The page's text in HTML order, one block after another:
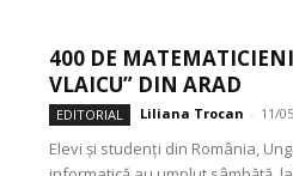
400 DE
VLAICU” DIN ARAD
EDITORIAL Liliana Trocan - 11/
Elevi și studenți din România,